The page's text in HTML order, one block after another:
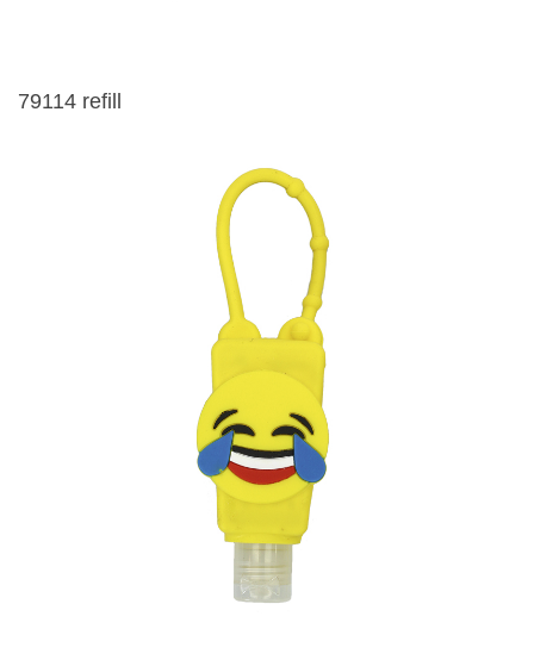
79114 refill